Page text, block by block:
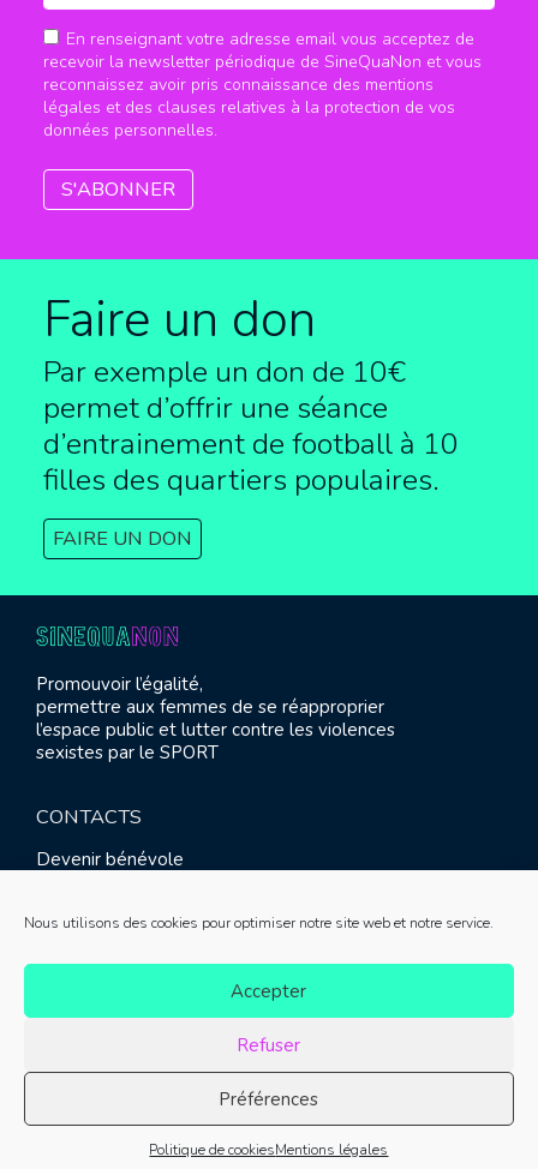
Nous utilisons des cookies pour optimiser notre site web et notre service.
Accepter
Refuser
Préférences
Politique de cookiesMentions légales
En renseignant votre adresse email vous acceptez de
recevoir la newsletter périodique de SineQuaNon et vous
reconnaissez avoir pris connaissance des mentions
légales et des clauses relatives à la protection de vos
données personnelles.
Faire un don
Par exemple un don de 10€
permet d’offrir une séance
d’entrainement de football à 10
filles des quartiers populaires.
FAIRE UN DON
Promouvoir l’égalité,
permettre aux femmes de se réapproprier
l’espace public et lutter contre les violences
sexistes par le SPORT
CONTACTS
Devenir bénévole
Contact
© SINE QUA NON 2021 |Mentions légales|Réalisation :
Meliatis